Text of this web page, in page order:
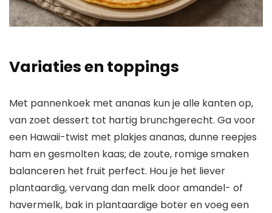
Variaties en toppings
Met pannenkoek met ananas kun je alle kanten op,
van zoet dessert tot hartig brunchgerecht. Ga voor
een Hawaii-twist met plakjes ananas, dunne reepjes
ham en gesmolten kaas; de zoute, romige smaken
balanceren het fruit perfect. Hou je het liever
plantaardig, vervang dan melk door amandel- of
havermelk, bak in plantaardige boter en voeg een